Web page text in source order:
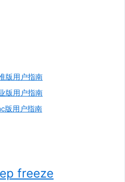
版用户指南
版用户指南
版用户指南
freeze